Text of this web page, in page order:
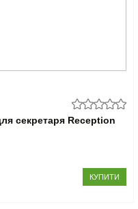
секретаря Reception
КУПИТИ